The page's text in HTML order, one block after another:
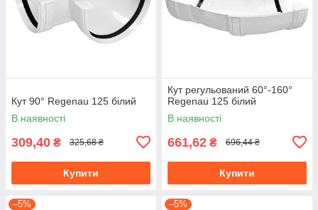
Кут 90° Regenau 125 білий
В наявності
309,40 ₴ 325,68 ₴
Купити
Кут регульований 60°-160°
Regenau 125 білий
В наявності
661,62 ₴ 696,44 ₴
Купити
–5% –5%